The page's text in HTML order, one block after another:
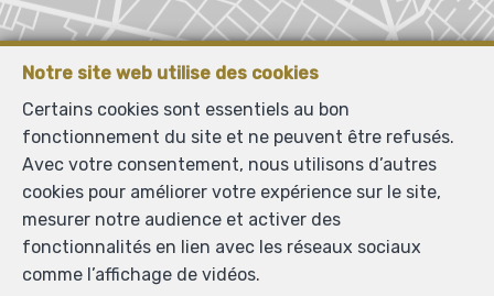
Notre site web utilise des cookies
Certains cookies sont essentiels au bon
fonctionnement du site et ne peuvent être refusés.
Avec votre consentement, nous utilisons d’autres
cookies pour améliorer votre expérience sur le site,
mesurer notre audience et activer des
fonctionnalités en lien avec les réseaux sociaux
comme l’affichage de vidéos.